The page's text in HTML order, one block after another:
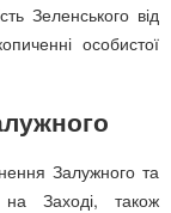
Зеленського від
особистої
Залужного та
на Заході, також